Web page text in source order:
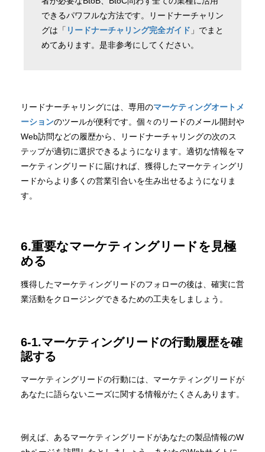
できるパワフルな方法です。リードナーチャリン
グは「 リードナーチャリング完全ガイド 」でまと
めてあります。是非参考にしてください。
リードナーチャリングには、専用のマーケティングオートメ
ーションのツールが便利です。個々のリードのメール開封や
Web訪問などの履歴から、リードナーチャリングの次のス
テップが適切に選択できるようになります。適切な情報をマ
ーケティングリードに届ければ、獲得したマーケティングリ
ードからより多くの営業引合いを生み出せるようになりま
す。
6.重要なマーケティングリードを見極
める
獲得したマーケティングリードのフォローの後は、確実に営
業活動をクロージングできるための工夫をしましょう。
6-1.マーケティングリードの行動履歴を確
認する
マーケティングリードの行動には、マーケティングリードが
あなたに語らないニーズに関する情報がたくさんあります。
例えば、あるマーケティングリードがあなたの製品情報のW